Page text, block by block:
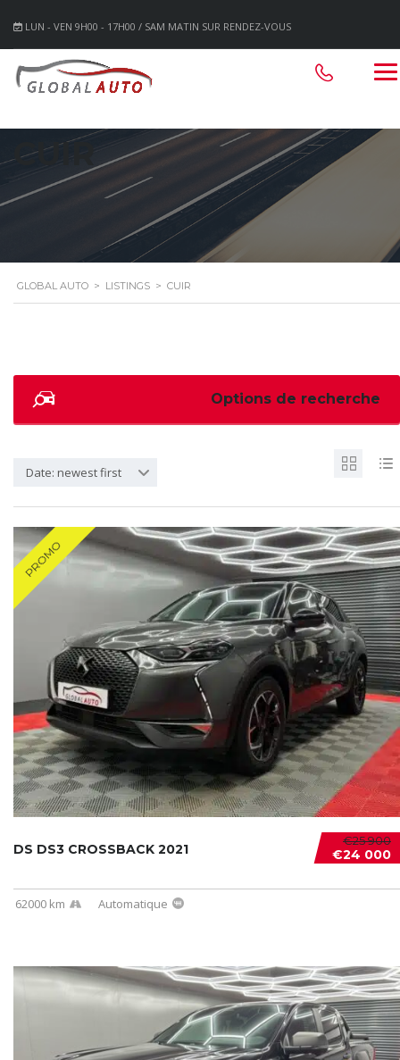
LUN - VEN 9H00 - 17H00 / SAM MATIN SUR RENDEZ-VOUS
CUIR
GLOBAL AUTO > LISTINGS > CUIR
Options de recherche
Date: newest first
PROMO
€25 900
€24 000
DS DS3 CROSSBACK 2021
62000 km Automatique